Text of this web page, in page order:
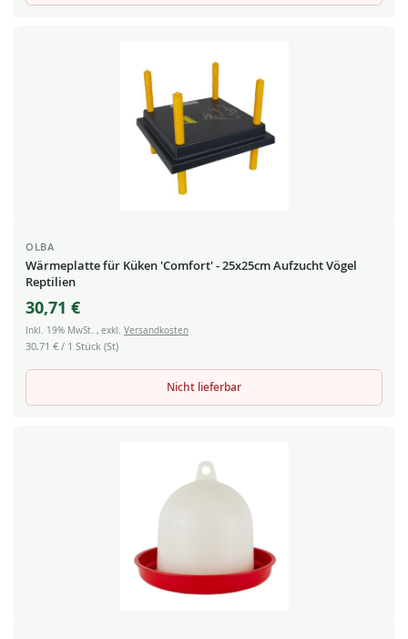
OLBA
Wärmeplatte für Küken 'Comfort' - 25x25cm Aufzucht Vögel
Reptilien
30,71 €
Inkl. 19% MwSt. , exkl. Versandkosten
30,71 € / 1 Stück (St)
Nicht lieferbar